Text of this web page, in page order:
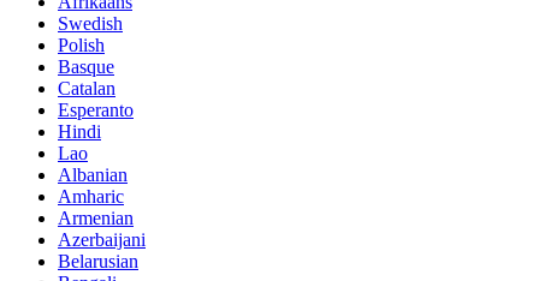
Swedish
Polish
Basque
Catalan
Esperanto
Hindi
Lao
Albanian
Amharic
Armenian
Azerbaijani
Belarusian